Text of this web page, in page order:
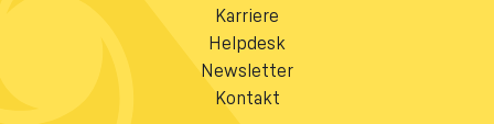
Karriere
Helpdesk
Newsletter
Kontakt